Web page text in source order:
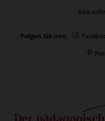
Abo
Folgen Sie uns: